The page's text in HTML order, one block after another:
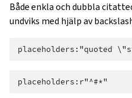
Både enkla och dubbla
undviks med hjälp av